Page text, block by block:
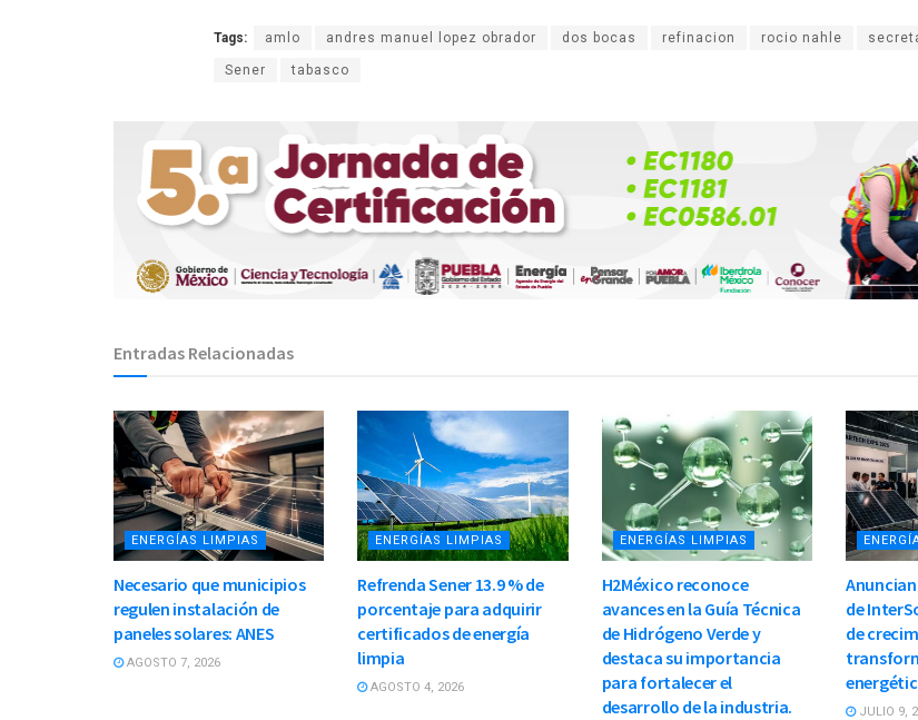
Tags: amlo andres manuel lopez obrador dos bocas refinacion rocio nahle
Sener tabasco
Entradas Relacionadas
ENERGÍAS LIMPIAS
Necesario que municipios
regulen instalación de
paneles solares: ANES
AGOSTO 7, 2026
ENERGÍAS LIMPIAS
Refrenda Sener 13.9 % de
porcentaje para adquirir
certificados de energía
limpia
AGOSTO 4, 2026
ENERGÍAS LIMPIAS
H2México reconoce
avances en la Guía Técnica
de Hidrógeno Verde y
destaca su importancia
para fortalecer el
desarrollo de la industria.
de
de
JULIO 9,